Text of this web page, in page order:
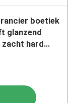
boetiek
glanzend
hard